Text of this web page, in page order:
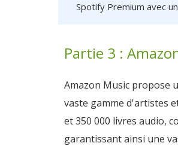
Spotify Premium avec
Partie 3 :
Amazon Music propose
vaste gamme d'artistes
et 350 000 livres audio,
garantissant ainsi une